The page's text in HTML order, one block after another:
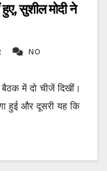
सुशील मोदी ने
NO
बैठक में दो चीजें दिखीं।
हुई और दूसरी यह कि